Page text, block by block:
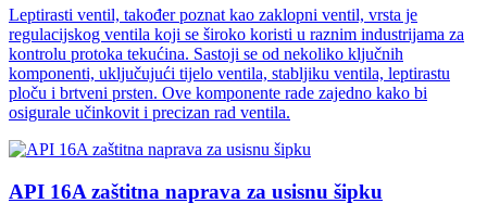
Leptirasti ventil, također poznat kao zaklopni ventil, vrsta je
regulacijskog ventila koji se široko koristi u raznim industrijama za
kontrolu protoka tekućina. Sastoji se od nekoliko ključnih
komponenti, uključujući tijelo ventila, stabljiku ventila, leptirastu
ploču i brtveni prsten. Ove komponente rade zajedno kako bi
osigurale učinkovit i precizan rad ventila.
API 16A zaštitna naprava za usisnu šipku